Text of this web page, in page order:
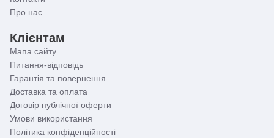
Про нас
Клієнтам
Мапа сайту
Питання-відповідь
Гарантія та повернення
Доставка та оплата
Договір публічної оферти
Умови використання
Політика конфіденційності